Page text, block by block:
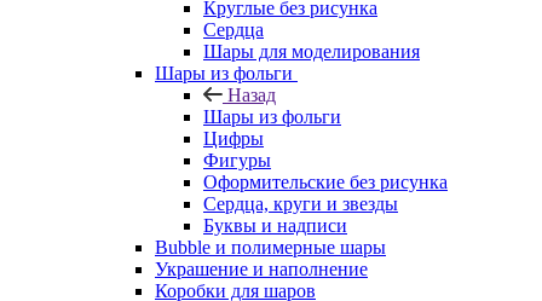
Круглые без рисунка
Сердца
Шары для моделирования
Шары из фольги
Назад
Шары из фольги
Цифры
Фигуры
Оформительские без рисунка
Сердца, круги и звезды
Буквы и надписи
Bubble и полимерные шары
Украшение и наполнение
Коробки для шаров